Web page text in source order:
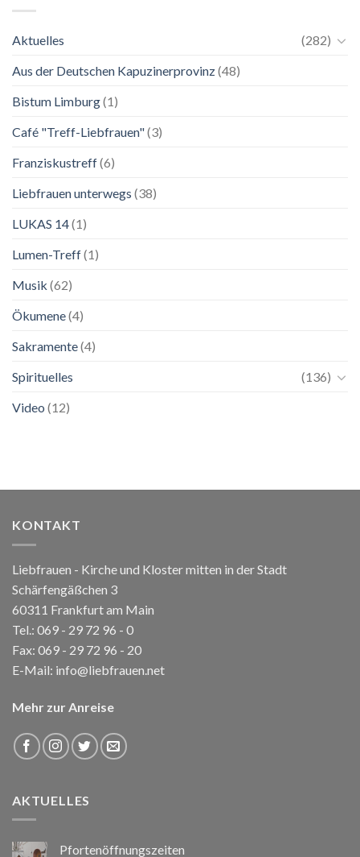
Ausstellung
Aktuelles
(282)
Aus der Deutschen Kapuzinerprovinz(48)
Bistum Limburg(1)
Café "Treff-Liebfrauen"(3)
Franziskustreff(6)
Liebfrauen unterwegs (38)
LUKAS 14(1)
Lumen-Treff(1)
Musik (62)
Ökumene(4)
Sakramente(4)
Spirituelles
(136)
Video (12)
KONTAKT
Liebfrauen - Kirche und Kloster mitten in der Stadt
Schärfengäßchen 3
60311 Frankfurt am Main
Tel.: 069 - 29 72 96 - 0
Fax: 069 - 29 72 96 - 20
E-Mail: info@liebfrauen.net
Mehr zur Anreise
AKTUELLES
Pfortenöffnungszeiten